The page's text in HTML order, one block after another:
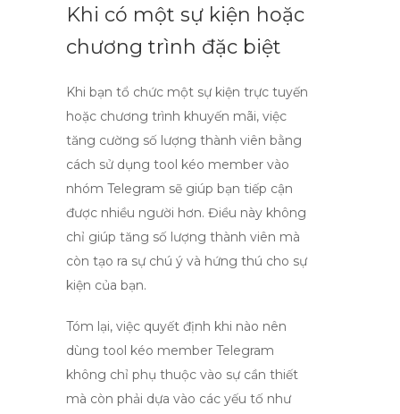
Khi có một sự kiện hoặc
chương trình đặc biệt
Khi bạn tổ chức một sự kiện trực tuyến
hoặc chương trình khuyến mãi, việc
tăng cường số lượng thành viên bằng
cách sử dụng tool kéo member vào
nhóm Telegram sẽ giúp bạn tiếp cận
được nhiều người hơn. Điều này không
chỉ giúp tăng số lượng thành viên mà
còn tạo ra sự chú ý và hứng thú cho sự
kiện của bạn.
Tóm lại, việc quyết định khi nào nên
dùng tool kéo member Telegram
không chỉ phụ thuộc vào sự cần thiết
mà còn phải dựa vào các yếu tố như